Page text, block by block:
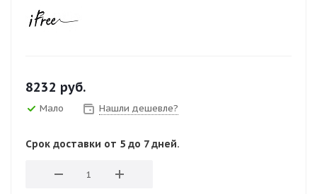
8232 руб.
Мало Нашли дешевле?
Срок доставки от 5 до 7 дней.